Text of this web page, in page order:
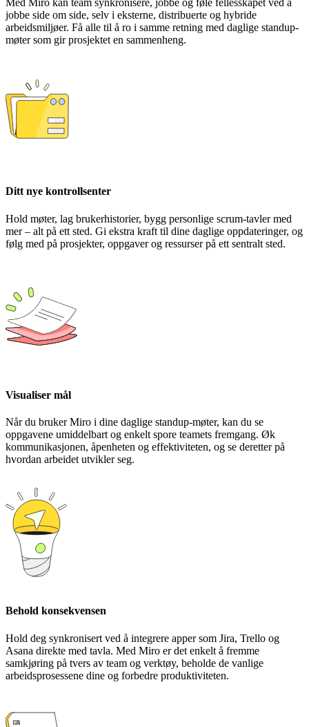
Med Miro kan team synkronisere, jobbe og føle fellesskapet ved å
jobbe side om side, selv i eksterne, distribuerte og hybride
arbeidsmiljøer. Få alle til å ro i samme retning med daglige standup-
møter som gir prosjektet en sammenheng.
Ditt nye kontrollsenter
Hold møter, lag brukerhistorier, bygg personlige scrum-tavler med
mer – alt på ett sted. Gi ekstra kraft til dine daglige oppdateringer, og
følg med på prosjekter, oppgaver og ressurser på ett sentralt sted.
Visualiser mål
Når du bruker Miro i dine daglige standup-møter, kan du se
oppgavene umiddelbart og enkelt spore teamets fremgang. Øk
kommunikasjonen, åpenheten og effektiviteten, og se deretter på
hvordan arbeidet utvikler seg.
Behold konsekvensen
Hold deg synkronisert ved å integrere apper som Jira, Trello og
Asana direkte med tavla. Med Miro er det enkelt å fremme
samkjøring på tvers av team og verktøy, beholde de vanlige
arbeidsprosessene dine og forbedre produktiviteten.